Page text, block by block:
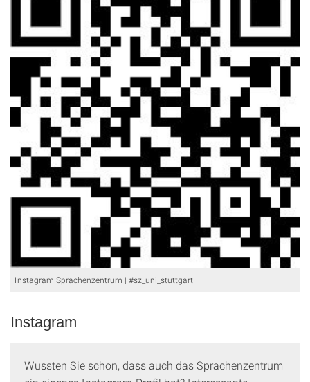
Instagram Sprachenzentrum | #sz_uni_stuttgart
Instagram
Wussten Sie schon, dass auch das Sprachenzentrum